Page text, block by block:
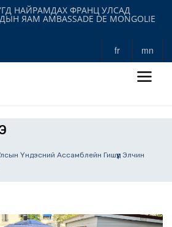
НАЙРАМДАХ ФРАНЦ УЛСАД
ЯАМ AMBASSADE DE MONGOLIE
fr mn
Үндэсний Ассамблейн Гишүүд Элчин